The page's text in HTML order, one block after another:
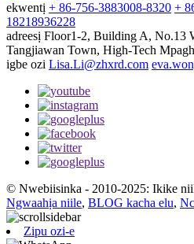
ekwentị + 86-756-3883008-8320 +
18218936228
adreesị Floor1-2, Building A, No.13
Tangjiawan Town, High-Tech
igbe ozi Lisa.Li@zhxrd.com
© Nwebiisinka - 2010-2025: Ikike
Ngwaahịa niile, BLOG kacha elu,
Zipu ozi-e